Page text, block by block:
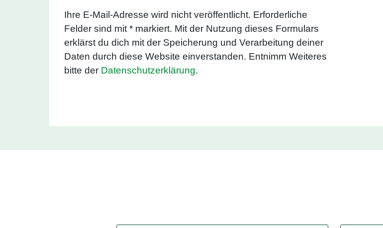
Ihre E-Mail-Adresse wird nicht veröffentlicht. Erforderliche
Felder sind mit * markiert. Mit der Nutzung dieses Formulars
erklärst du dich mit der Speicherung und Verarbeitung deiner
Daten durch diese Website einverstanden. Entnimm Weiteres
bitte der Datenschutzerklärung.